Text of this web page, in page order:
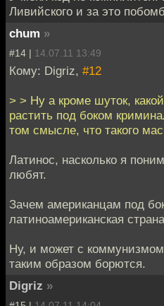
Ливийского и за это
chum »
#14 | 14.07.11 13:49
Кому: Digriz, #12
> > Ну а кроме шуток,
растить под боком
том смысле, что такого
Латинос, насколько я
любят.
Зачем американцам под
латиноамериканская
Ну, и может с
таким образом борются.
Digriz »